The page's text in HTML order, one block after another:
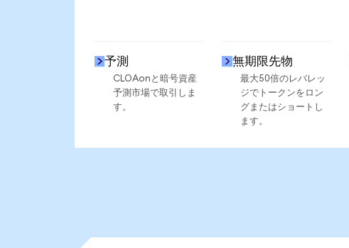
予測
CLOAonと暗号資産
予測市場で取引しま
す。
無期限先物
最大50倍のレバレッ
ジでトークンをロン
グまたはショートし
ます。